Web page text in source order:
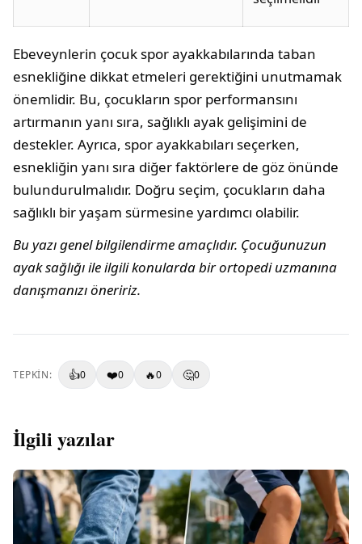
Ebeveynlerin çocuk spor ayakkabılarında taban
esnekliğine dikkat etmeleri gerektiğini unutmamak
önemlidir. Bu, çocukların spor performansını
artırmanın yanı sıra, sağlıklı ayak gelişimini de
destekler. Ayrıca, spor ayakkabıları seçerken,
esnekliğin yanı sıra diğer faktörlere de göz önünde
bulundurulmalıdır. Doğru seçim, çocukların daha
sağlıklı bir yaşam sürmesine yardımcı olabilir.
Bu yazı genel bilgilendirme amaçlıdır. Çocuğunuzun
ayak sağlığı ile ilgili konularda bir ortopedi uzmanına
danışmanızı öneririz.
TEPKIN: 👍0 ❤️0 🔥0 🤔0
İlgili yazılar